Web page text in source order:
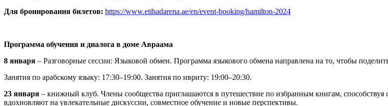
Для бронирования билетов: https://www.etihadarena.ae/en/event-booking/hamilton-2024
Программа обучения и диалога в доме Авраама
8 января – Разговорные сессии: Языковой обмен. Программа языкового обмена направлена ​​на то, чтобы
Занятия по арабскому языку: 17:30–19:00. Занятия по ивриту: 19:00–20:30.
23 января – книжный клуб. Члены сообщества приглашаются в путешествие по избранным книгам, способствуя
вдохновляют на увлекательные дискуссии, совместное обучение и новые перспективы.